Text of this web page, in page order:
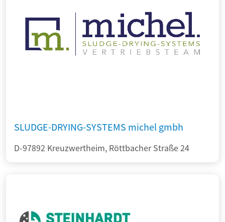
SLUDGE-DRYING-SYSTEMS michel gmbh
D-97892 Kreuzwertheim, Röttbacher Straße 24